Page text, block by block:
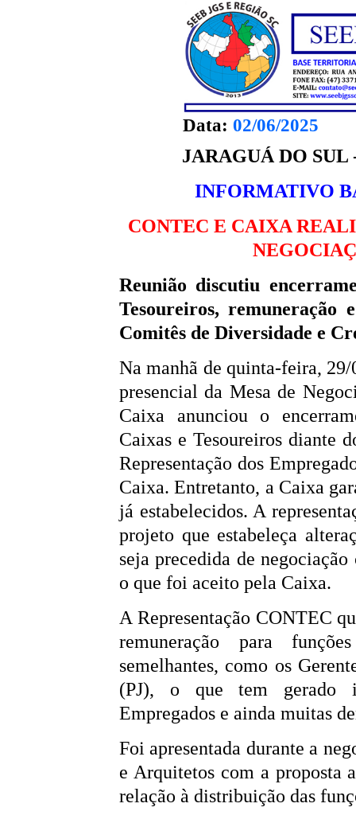
Data: 02/06/2025
JARAGUÁ DO SUL
INFORMATIVO
CONTEC E CAIXA
Reunião discutiu
Tesoureiros, remuneração
Comitês de Diversidade e
Na manhã de quinta-feira,
presencial da Mesa de
Caixa anunciou o
Caixas e Tesoureiros diante
Representação dos
Caixa. Entretanto, a Caixa
já estabelecidos. A
projeto que estabeleça
seja precedida de
o que foi aceito pela Caixa.
A Representação CONTEC
remuneração para
semelhantes, como os
(PJ), o que tem gerado
Empregados e ainda muitas
Foi apresentada durante a
e Arquitetos com a proposta
relação à distribuição das